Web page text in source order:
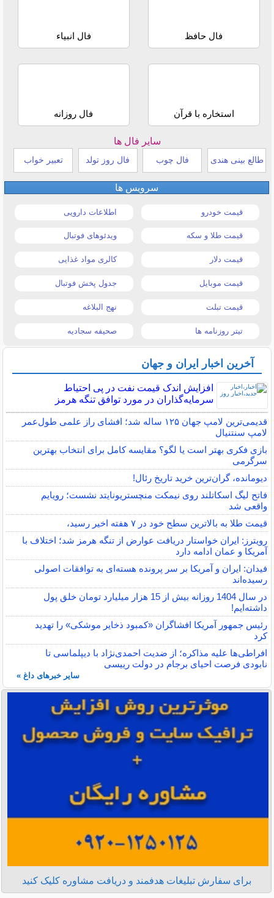
فال حافظ فال انبیاء
استخاره با قرآن فال روزانه
سایر فال ها
طالع بینی هندی فال چوب فال روز تولد تعبیر خواب
سرویس ها
قیمت خودرو اطلاعات دارویی
قیمت طلا و سکه ویدئوهای فوتبال
قیمت دلار کالری مواد غذایی
قیمت موبایل جدول پخش فوتبال
قیمت تبلت نهج البلاغه
تیتر روزنامه ها صحیفه سجادیه
آخرین اخبار ایران و جهان
افزایش اندک قیمت نفت در پی احتیاط
سرمایه‌گذاران در مورد توافق تنگه هرمز
قدیمی‌ترین لامپ جهان ۱۲۵ ساله شد؛ افشای راز علمی طول‌عمر
لامپ سنتنیال
بازی فکری بهتر است یا لگو؟ مقایسه کامل برای انتخاب بهترین
سرگرمی
دیومانده، گران‌ترین خرید تاریخ رئال!
فاتح لیگ اسکاتلند روی نیمکت منچستریونایتد نشست؛ رویایم
واقعی شد
قیمت طلا به بالاترین سطح خود در ۷ هفته اخیر رسید،
رویترز: ایران خواستار دریافت عوارض از تنگه هرمز شد؛ اختلاف با
آمریکا و عمان ادامه دارد
فیدان: ایران و آمریکا بر سر پرونده هسته‌ای به توافقات اصولی
رسیده‌اند
در سال 1404 روزانه بیش از 15 هزار میلیارد تومان خلق پول
داشته‌ایم!
رئیس جمهور آمریکا افشاگران «کمبود ذخایر موشکی» را تهدید
کرد
افراطی‌ها علیه مذاکره؛ از ضدیت احمدی‌نژاد با دیپلماسی تا
نابودی فرصت احیای برجام در دولت رییسی
سایر خبرهای داغ »
برای سفارش تبلیغات هدفمند و دریافت مشاوره کلیک کنید